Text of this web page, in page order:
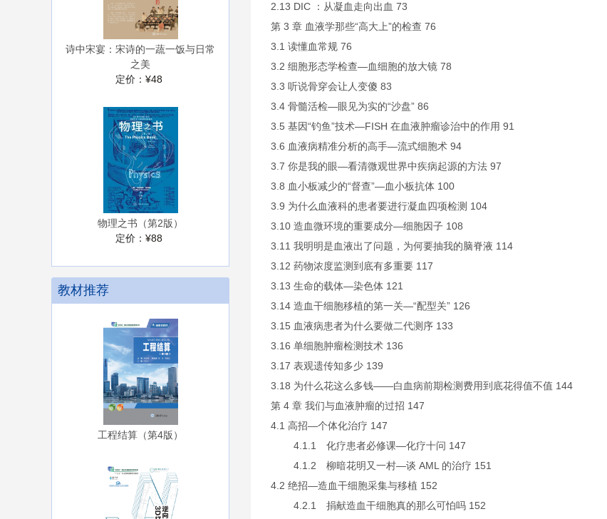
诗中宋宴：宋诗的一蔬一饭与日常
之美
定价： ¥48
物理之书（第2版）
定价： ¥88
教材推荐
工程结算（第4版）
2.13 DIC ：从凝血走向出血 73
第 3 章 血液学那些“高大上”的检查 76
3.1 读懂血常规 76
3.2 细胞形态学检查—血细胞的放大镜 78
3.3 听说骨穿会让人变傻 83
3.4 骨髓活检—眼见为实的“沙盘” 86
3.5 基因“钓鱼”技术—FISH 在血液肿瘤诊治中的作用 91
3.6 血液病精准分析的高手—流式细胞术 94
3.7 你是我的眼—看清微观世界中疾病起源的方法 97
3.8 血小板减少的“督查”—血小板抗体 100
3.9 为什么血液科的患者要进行凝血四项检测 104
3.10 造血微环境的重要成分—细胞因子 108
3.11 我明明是血液出了问题，为何要抽我的脑脊液 114
3.12 药物浓度监测到底有多重要 117
3.13 生命的载体—染色体 121
3.14 造血干细胞移植的第一关—“配型关” 126
3.15 血液病患者为什么要做二代测序 133
3.16 单细胞肿瘤检测技术 136
3.17 表观遗传知多少 139
3.18 为什么花这么多钱——白血病前期检测费用到底花得值不值 144
第 4 章 我们与血液肿瘤的过招 147
4.1 高招—个体化治疗 147
4.1.1 化疗患者必修课—化疗十问 147
4.1.2 柳暗花明又一村—谈 AML 的治疗 151
4.2 绝招—造血干细胞采集与移植 152
4.2.1 捐献造血干细胞真的那么可怕吗 152